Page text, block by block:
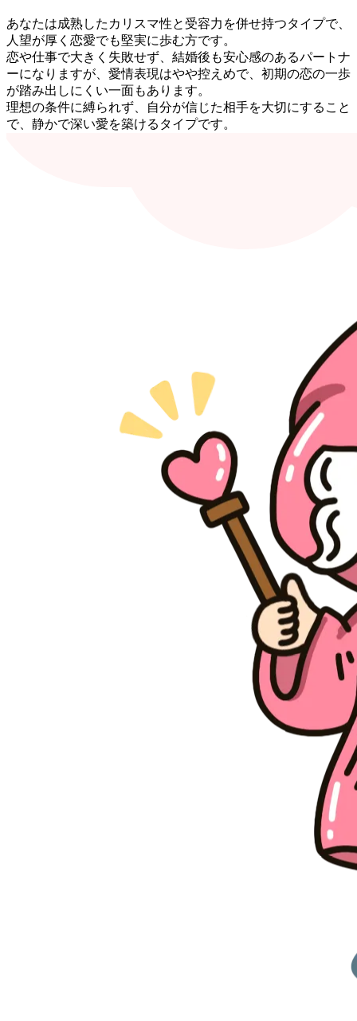
あなたは成熟したカリスマ性と受容力を併せ持つタイプで、
人望が厚く恋愛でも堅実に歩む方です。
恋や仕事で大きく失敗せず、結婚後も安心感のあるパートナ
ーになりますが、愛情表現はやや控えめで、初期の恋の一歩
が踏み出しにくい一面もあります。
理想の条件に縛られず、自分が信じた相手を大切にすること
で、静かで深い愛を築けるタイプです。